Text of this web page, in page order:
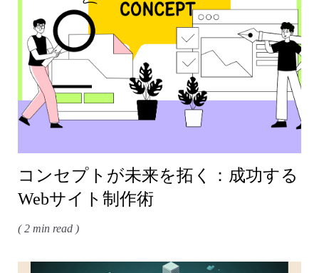
コンセプトが未来を拓く：成功する
Webサイト制作術
( 2 min read )